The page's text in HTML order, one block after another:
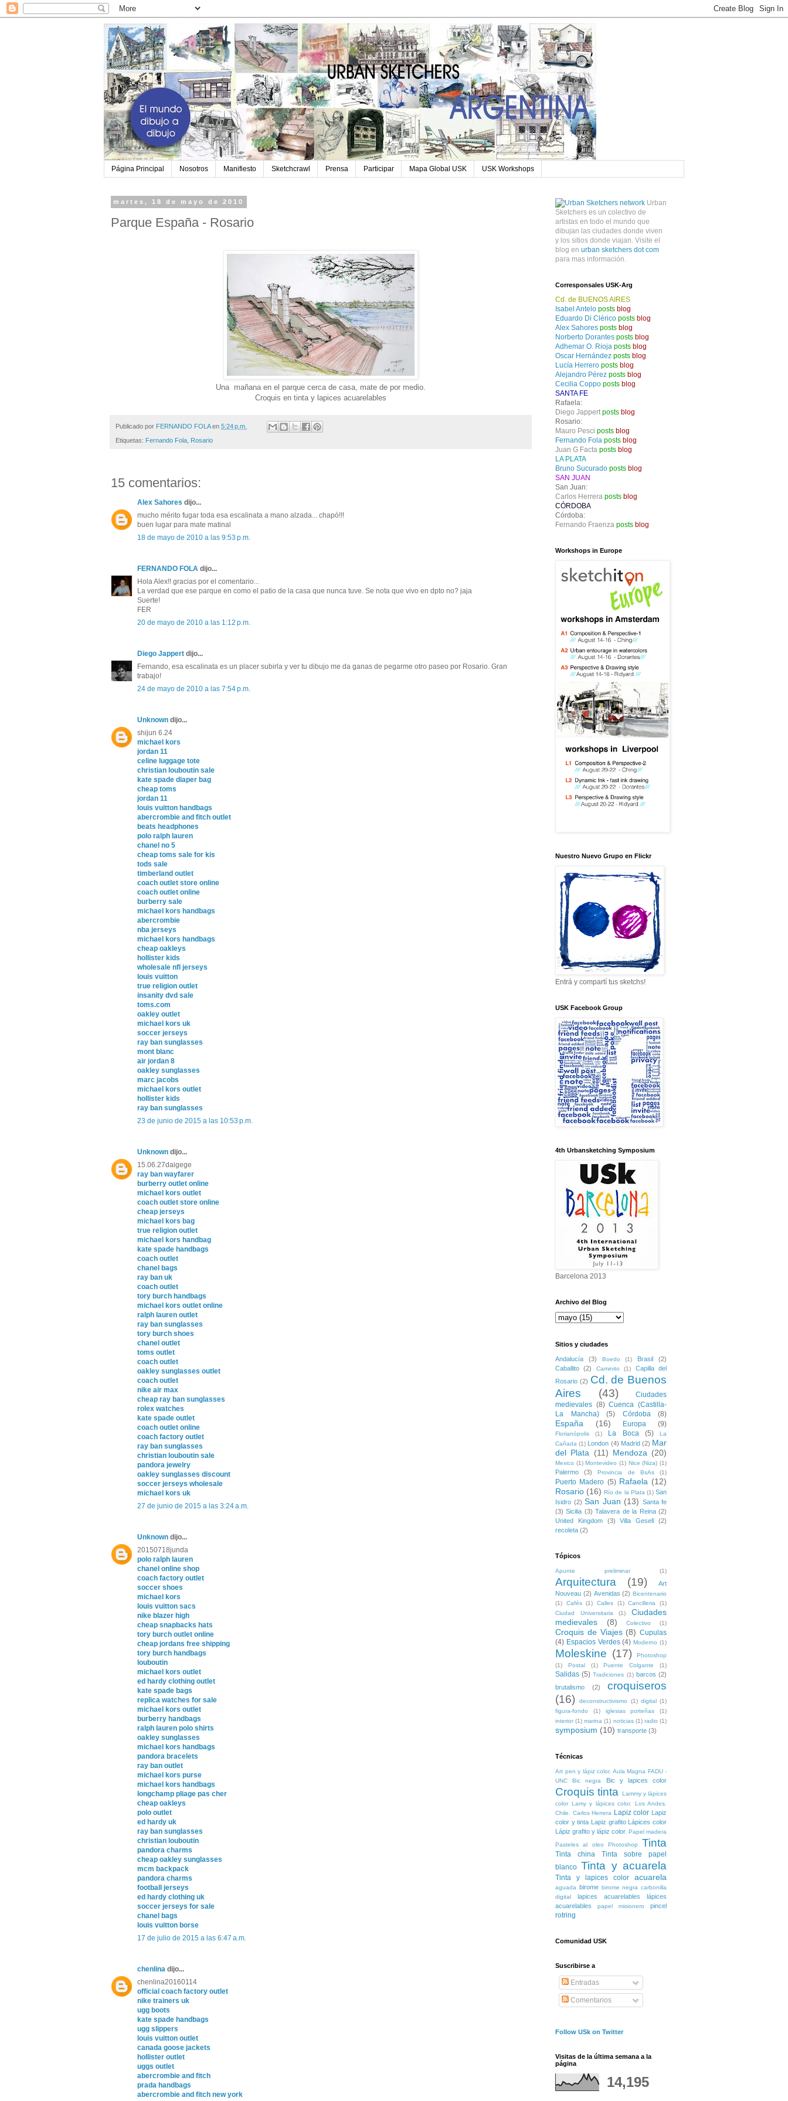
Página Principal Nosotros Manifiesto Sketchcrawl Prensa Participar Mapa Global USK USK Workshops
martes, 18 de mayo de 2010
Parque España - Rosario
Una mañana en el parque cerca de casa, mate de por medio.
Croquis en tinta y lapices acuarelables
Publicado por FERNANDO FOLA en 5:24 p.m.
Etiquetas: Fernando Fola, Rosario
15 comentarios:
Alex Sahores dijo...
mucho mérito fugar toda esa escalinata a mano alzada... chapó!!!
buen lugar para mate matinal
18 de mayo de 2010 a las 9:53 p.m.
FERNANDO FOLA dijo...
Hola Alex!! gracias por el comentario...
La verdad que ese parque en como el patio de la casa que nunca tuve. Se nota que vivo en dpto no? jaja
Suerte!
FER
20 de mayo de 2010 a las 1:12 p.m.
Diego Jappert dijo...
Fernando, esa escalinata es un placer subirla y ver tu dibujo me da ganas de pegarme otro paseo por Rosario. Gran
trabajo!
24 de mayo de 2010 a las 7:54 p.m.
Unknown dijo...
shijun 6.24
michael kors
jordan 11
celine luggage tote
christian louboutin sale
kate spade diaper bag
cheap toms
jordan 11
louis vuitton handbags
abercrombie and fitch outlet
beats headphones
polo ralph lauren
chanel no 5
cheap toms sale for kis
tods sale
timberland outlet
coach outlet store online
coach outlet online
burberry sale
michael kors handbags
abercrombie
nba jerseys
michael kors handbags
cheap oakleys
hollister kids
wholesale nfl jerseys
louis vuitton
true religion outlet
insanity dvd sale
toms.com
oakley outlet
michael kors uk
soccer jerseys
ray ban sunglasses
mont blanc
air jordan 8
oakley sunglasses
marc jacobs
michael kors outlet
hollister kids
ray ban sunglasses
23 de junio de 2015 a las 10:53 p.m.
Unknown dijo...
15.06.27daigege
ray ban wayfarer
burberry outlet online
michael kors outlet
coach outlet store online
cheap jerseys
michael kors bag
true religion outlet
michael kors handbag
kate spade handbags
coach outlet
chanel bags
ray ban uk
coach outlet
tory burch handbags
michael kors outlet online
ralph lauren outlet
ray ban sunglasses
tory burch shoes
chanel outlet
toms outlet
coach outlet
oakley sunglasses outlet
coach outlet
nike air max
cheap ray ban sunglasses
rolex watches
kate spade outlet
coach outlet online
coach factory outlet
ray ban sunglasses
christian louboutin sale
pandora jewelry
oakley sunglasses discount
soccer jerseys wholesale
michael kors uk
27 de junio de 2015 a las 3:24 a.m.
Unknown dijo...
20150718junda
polo ralph lauren
chanel online shop
coach factory outlet
soccer shoes
michael kors
louis vuitton sacs
nike blazer high
cheap snapbacks hats
tory burch outlet online
cheap jordans free shipping
tory burch handbags
louboutin
michael kors outlet
ed hardy clothing outlet
kate spade bags
replica watches for sale
michael kors outlet
burberry handbags
ralph lauren polo shirts
oakley sunglasses
michael kors handbags
pandora bracelets
ray ban outlet
michael kors purse
michael kors handbags
longchamp pliage pas cher
cheap oakleys
polo outlet
ed hardy uk
ray ban sunglasses
christian louboutin
pandora charms
cheap oakley sunglasses
mcm backpack
pandora charms
football jerseys
ed hardy clothing uk
soccer jerseys for sale
chanel bags
louis vuitton borse
17 de julio de 2015 a las 6:47 a.m.
chenlina dijo...
chenlina20160114
official coach factory outlet
nike trainers uk
ugg boots
kate spade handbags
ugg slippers
louis vuitton outlet
canada goose jackets
hollister outlet
uggs outlet
abercrombie and fitch
prada handbags
abercrombie and fitch new york
Urban
Sketchers es un colectivo de
artistas en todo el mundo que
dibujan las ciudades donde viven
y los sitios donde viajan. Visite el
blog en urban sketchers dot com
para mas información.
Corresponsales USK-Arg
Cd. de BUENOS AIRES
Isabel Antelo posts blog
Eduardo Di Clérico posts blog
Alex Sahores posts blog
Norberto Dorantes posts blog
Adhemar O. Rioja posts blog
Oscar Hernández posts blog
Lucía Herrero posts blog
Alejandro Pérez posts blog
Cecilia Coppo posts blog
SANTA FE
Rafaela:
Diego Jappert posts blog
Rosario:
Mauro Pesci posts blog
Fernando Fola posts blog
Juan G Facta posts blog
LA PLATA
Bruno Sucurado posts blog
SAN JUAN
San Juan:
Carlos Herrera posts blog
CÓRDOBA
Córdoba:
Fernando Fraenza posts blog
Workshops in Europe
Nuestro Nuevo Grupo en Flickr
Entrá y compartí tus sketchs!
USK Facebook Group
4th Urbansketching Symposium
Barcelona 2013
Archivo del Blog
Sitios y ciudades
Andalucía (3) Boedo (1) Brasil
(2)
Caballito
(2) Caminito (1)
Capilla del
Rosario (2) Cd. de Buenos
Aires
(43)
Ciudades
medievales (8) Cuenca (Castilla-
La Mancha)
(5) Córdoba (8)
España (16) Europa (9)
Florianópolis (1) La Boca (5)
La
Cañada (1) London (4) Madrid (2) Mar
del Plata (11) Mendoza (20)
Mexico (1) Montevideo (1) Nice (Niza) (1)
Palermo (3) Provincia de BsAs (1)
Puerto Madero (5) Rafaela (12)
Rosario (16) Río de la Plata (1) San
Isidro (2) San Juan (13) Santa fe
(3) Sicilia (3) Talavera de la Reina (2)
United Kingdom
(3) Villa Gesell
(2)
recoleta (2)
Tópicos
Apunte preliminar (1)
Arquitectura (19)
Art
Nouveau (2) Avenidas (2) Bicentenario
(1)
Cafés (1) Calles (1) Cancilleria
(1)
Ciudad Universitaria
(1)
Ciudades
medievales
(8) Colectivo (1)
Croquis de Viajes (8) Cupulas
(4) Espacios Verdes (4) Moderno (1)
Moleskine (17)
Photoshop
(1)
Postal (1) Puente Colgante (1)
Salidas (5) Tradiciones (1) barcos (2)
brutalismo
(2)
croquiseros
(16)
deconstructivismo (1) digital
(1)
figura-fondo
(1) iglesias porteñas
(1)
interior (1) marina (1) noticias (1) radio (1)
symposium (10) transporte (3)
Técnicas
Art pen y lápiz color. Aula Magna FADU -
UNC
Bic negra Bic y lapices color
Croquis tinta
Lammy y lápices
color
Lamy y lápices color. Los Andes.
Chile. Carlos Herrera Lapiz color
Lapiz
color y tinta
Lapiz grafito
Lápices color
Lápiz grafito y lápiz color. Papel madera
Pasteles al oleo
Photoshop Tinta
Tinta china
Tinta sobre papel
blanco Tinta y acuarela
Tinta y lapices color acuarela
aguada birome birome negra carbonilla
digital
lapices acuarelables
lápices
acuarelables
papel misionero pincel
rotring
Comunidad USK
Suscribirse a
Entradas
Comentarios
Follow USk on Twitter
Visitas de la última semana a la
página
14,195